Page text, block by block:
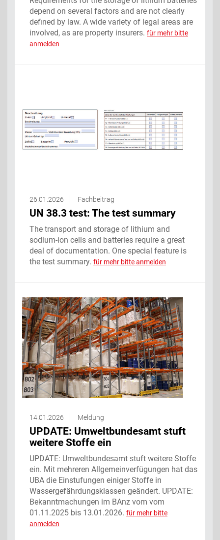
depend on several factors and are not clearly
defined by law. A wide variety of legal areas are
involved, as are property insurers. für mehr bitte
anmelden
26.01.2026 Fachbeitrag
UN 38.3 test: The test summary
The transport and storage of lithium and
sodium-ion cells and batteries require a great
deal of documentation. One special feature is
the test summary. für mehr bitte anmelden
14.01.2026 Meldung
UPDATE: Umweltbundesamt stuft
weitere Stoffe ein
UPDATE: Umweltbundesamt stuft weitere Stoffe
ein. Mit mehreren Allgemeinverfügungen hat das
UBA die Einstufungen einiger Stoffe in
Wassergefährdungsklassen geändert. UPDATE:
Bekanntmachungen im BAnz vom vom
01.11.2025 bis 13.01.2026. für mehr bitte
anmelden